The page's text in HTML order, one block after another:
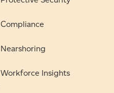
Compliance
Nearshoring
Workforce Insights